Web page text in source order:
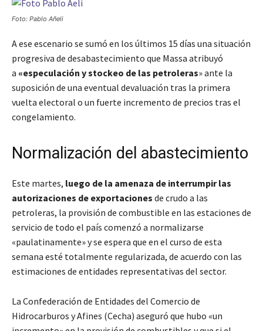
Foto: Pablo Añeli
A ese escenario se sumó en los últimos 15 días una situación
progresiva de desabastecimiento que Massa atribuyó
a «especulación y stockeo de las petroleras» ante la
suposición de una eventual devaluación tras la primera
vuelta electoral o un fuerte incremento de precios tras el
congelamiento.
Normalización del abastecimiento
Este martes, luego de la amenaza de interrumpir las
autorizaciones de exportaciones de crudo a las
petroleras, la provisión de combustible en las estaciones de
servicio de todo el país comenzó a normalizarse
«paulatinamente» y se espera que en el curso de esta
semana esté totalmente regularizada, de acuerdo con las
estimaciones de entidades representativas del sector.
La Confederación de Entidades del Comercio de
Hidrocarburos y Afines (Cecha) aseguró que hubo «un